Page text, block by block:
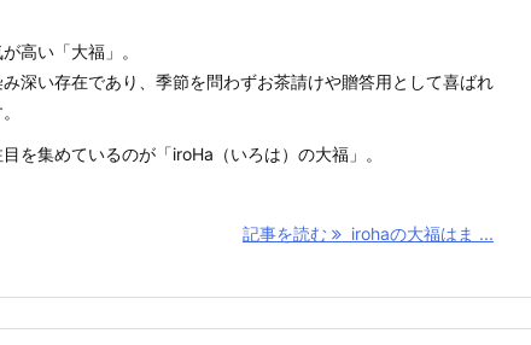
高い「大福」。
深い存在であり、季節を問わずお茶請けや贈答用として喜ばれ
を集めているのが「iroHa（いろは）の大福」。
記事を読む irohaの大福はま ...